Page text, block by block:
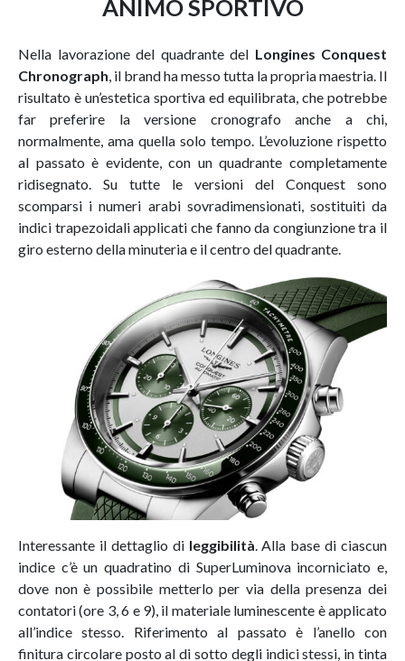
ANIMO SPORTIVO
Nella lavorazione del quadrante del Longines Conquest
Chronograph, il brand ha messo tutta la propria maestria. Il
risultato è un’estetica sportiva ed equilibrata, che potrebbe
far preferire la versione cronografo anche a chi,
normalmente, ama quella solo tempo. L’evoluzione rispetto
al passato è evidente, con un quadrante completamente
ridisegnato. Su tutte le versioni del Conquest sono
scomparsi i numeri arabi sovradimensionati, sostituiti da
indici trapezoidali applicati che fanno da congiunzione tra il
giro esterno della minuteria e il centro del quadrante.
Interessante il dettaglio di leggibilità. Alla base di ciascun
indice c’è un quadratino di SuperLuminova incorniciato e,
dove non è possibile metterlo per via della presenza dei
contatori (ore 3, 6 e 9), il materiale luminescente è applicato
all’indice stesso. Riferimento al passato è l’anello con
finitura circolare posto al di sotto degli indici stessi, in tinta